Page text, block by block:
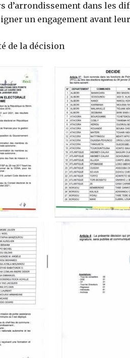
d’arrondissement dans les
un engagement avant
de la décision